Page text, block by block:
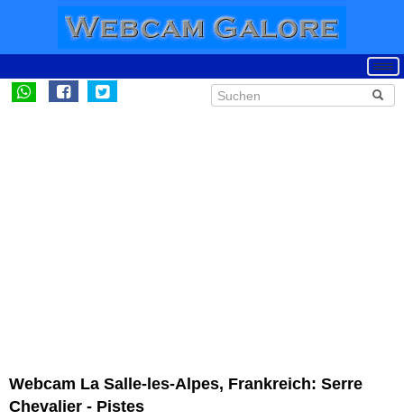
Webcam La Salle-les-Alpes, Frankreich: Serre
Chevalier - Pistes